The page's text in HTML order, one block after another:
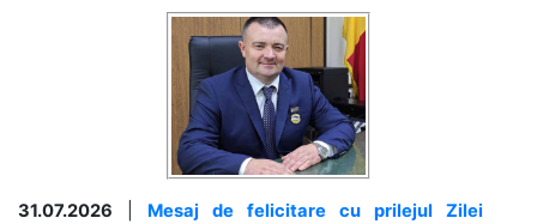
31.07.2026
Mesaj de felicitare cu prilejul Zilei